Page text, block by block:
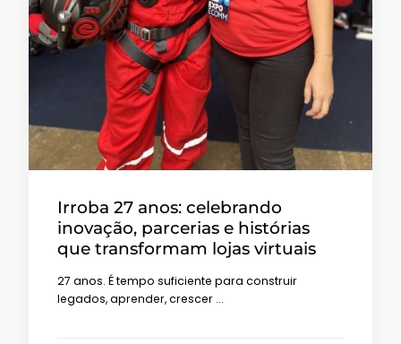
Irroba 27 anos: celebrando
inovação, parcerias e histórias
que transformam lojas virtuais
27 anos. É tempo suficiente para construir
legados, aprender, crescer …